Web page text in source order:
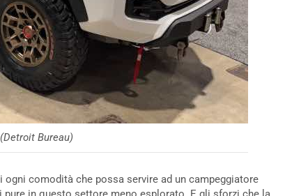
Bureau)
comodità che possa servire ad un campeggiatore